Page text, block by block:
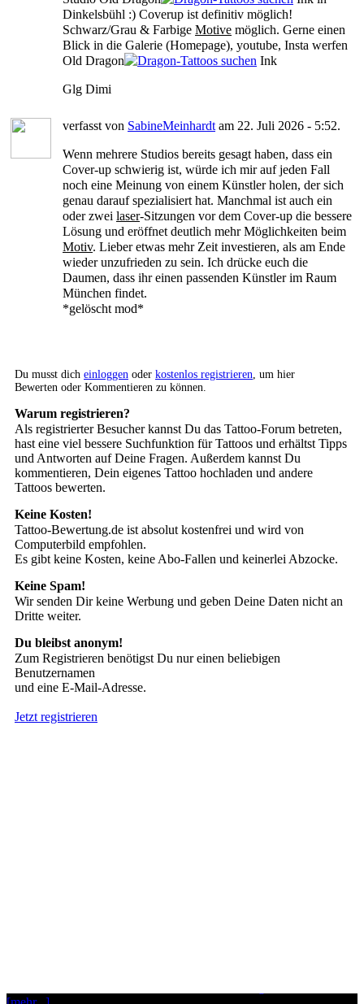
Dinkelsbühl :) Coverup ist definitiv möglich!
Schwarz/Grau & Farbige Motive möglich. Gerne einen
Blick in die Galerie (Homepage), youtube, Insta werfen
Old Dragon
Ink
Glg Dimi
verfasst von SabineMeinhardt am 22. Juli 2026 - 5:52.
Wenn mehrere Studios bereits gesagt haben, dass ein
Cover-up schwierig ist, würde ich mir auf jeden Fall
noch eine Meinung von einem Künstler holen, der sich
genau darauf spezialisiert hat. Manchmal ist auch ein
oder zwei laser-Sitzungen vor dem Cover-up die bessere
Lösung und eröffnet deutlich mehr Möglichkeiten beim
Motiv. Lieber etwas mehr Zeit investieren, als am Ende
wieder unzufrieden zu sein. Ich drücke euch die
Daumen, dass ihr einen passenden Künstler im Raum
München findet.
*gelöscht mod*
Du musst dich einloggen oder kostenlos registrieren , um hier
Bewerten oder Kommentieren zu können.
Warum registrieren?
Als registrierter Besucher kannst Du das Tattoo-Forum betreten,
hast eine viel bessere Suchfunktion für Tattoos und erhältst Tipps
und Antworten auf Deine Fragen. Außerdem kannst Du
kommentieren, Dein eigenes Tattoo hochladen und andere
Tattoos bewerten.
Keine Kosten!
Tattoo-Bewertung.de ist absolut kostenfrei und wird von
Computerbild empfohlen.
Es gibt keine Kosten, keine Abo-Fallen und keinerlei Abzocke.
Keine Spam!
Wir senden Dir keine Werbung und geben Deine Daten nicht an
Dritte weiter.
Du bleibst anonym!
Zum Registrieren benötigst Du nur einen beliebigen
Benutzernamen
und eine E-Mail-Adresse.
Jetzt registrieren